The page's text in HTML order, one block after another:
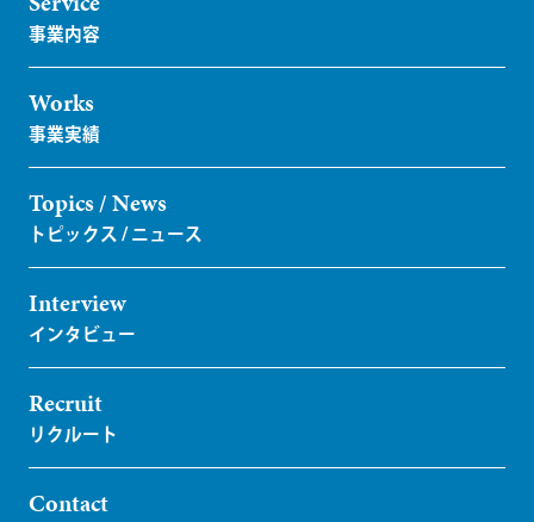
Works
Topics / News
Interview
Recruit
Contact